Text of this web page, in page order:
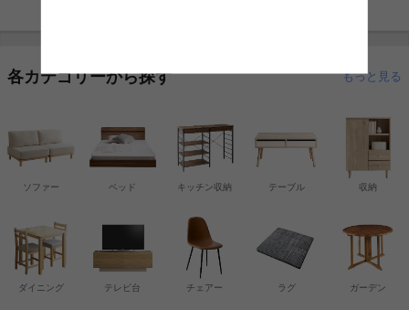
各カテゴリーから探す もっと見る
ソファー ベッド 収納
キッチン収納
チェアー
テーブル
テレビ台
ダイニング ラグ ガーデン